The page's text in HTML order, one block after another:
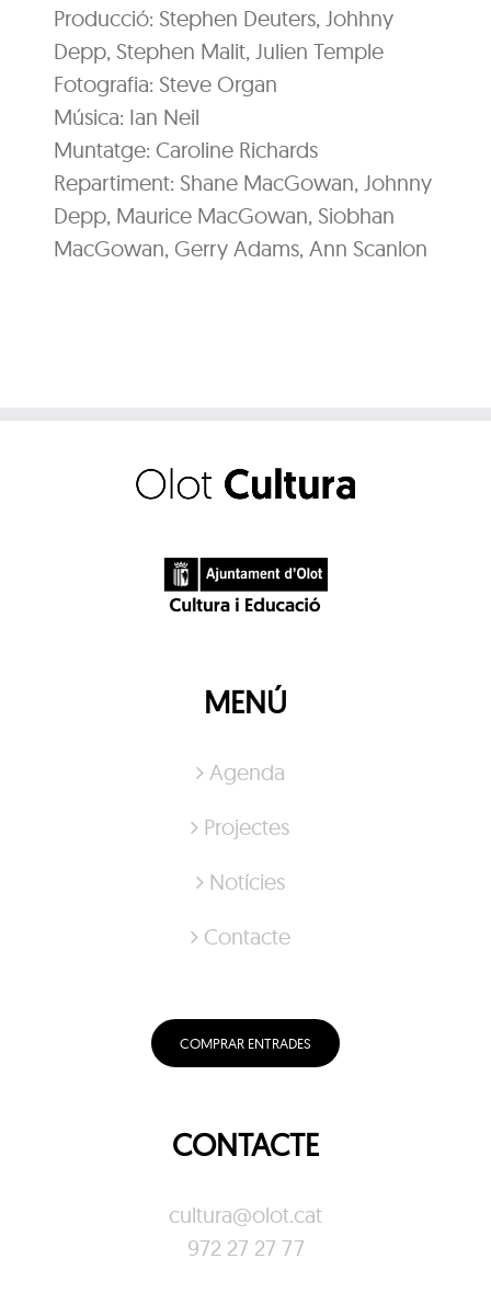
Producció: Stephen Deuters, Johhny
Depp, Stephen Malit, Julien Temple
Fotografia: Steve Organ
Música: Ian Neil
Muntatge: Caroline Richards
Repartiment: Shane MacGowan, Johnny
Depp, Maurice MacGowan, Siobhan
MacGowan, Gerry Adams, Ann Scanlon
MENÚ
Agenda
Projectes
Notícies
Contacte
COMPRAR ENTRADES
CONTACTE
cultura@olot.cat
972 27 27 77